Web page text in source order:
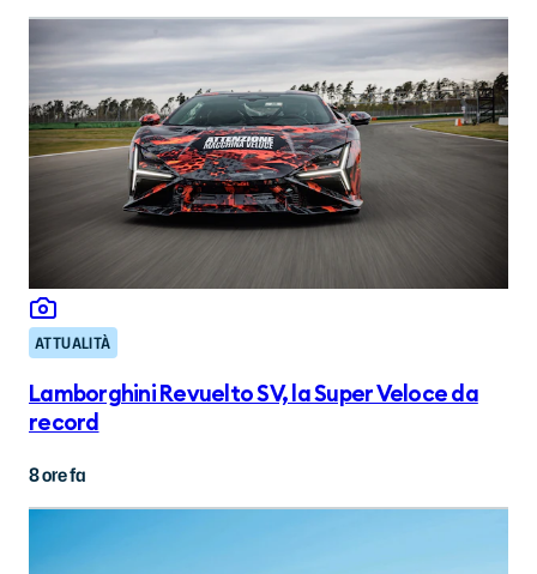
ATTUALITÀ
Lamborghini Revuelto SV, la Super Veloce da
record
8 ore fa